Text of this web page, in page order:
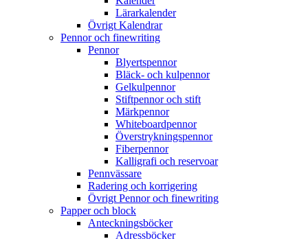
Lärarkalender
Övrigt Kalendrar
Pennor och finewriting
Pennor
Blyertspennor
Bläck- och kulpennor
Gelkulpennor
Stiftpennor och stift
Märkpennor
Whiteboardpennor
Överstrykningspennor
Fiberpennor
Kalligrafi och reservoar
Pennvässare
Radering och korrigering
Övrigt Pennor och finewriting
Papper och block
Anteckningsböcker
Adressböcker